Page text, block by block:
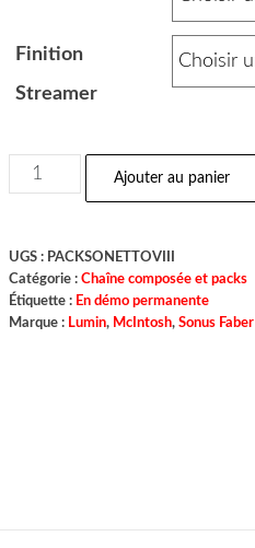
Finition
Streamer
Ajouter au panier
UGS : PACKSONETTOVIII
Catégorie :Chaîne composée et packs
Étiquette : En démo permanente
Marque : Lumin, McIntosh,Sonus Faber